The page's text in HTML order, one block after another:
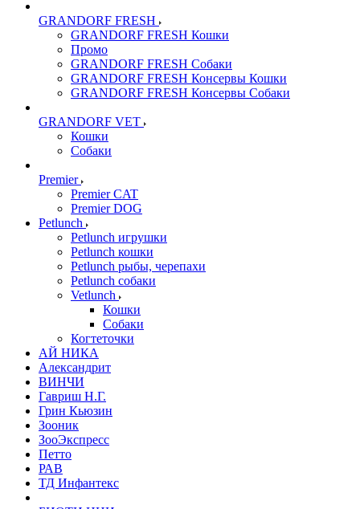
GRANDORF FRESH
GRANDORF FRESH Кошки
Промо
GRANDORF FRESH Собаки
GRANDORF FRESH Консервы Кошки
GRANDORF FRESH Консервы Собаки
GRANDORF VET
Кошки
Собаки
Premier
Premier CAT
Premier DOG
Petlunch
Petlunch игрушки
Petlunch кошки
Petlunch рыбы, черепахи
Petlunch собаки
Vetlunch
Кошки
Собаки
Когтеточки
АЙ НИКА
Александрит
ВИНЧИ
Гавриш Н.Г.
Грин Кьюзин
Зооник
ЗооЭкспресс
Петто
РАВ
ТД Инфантекс